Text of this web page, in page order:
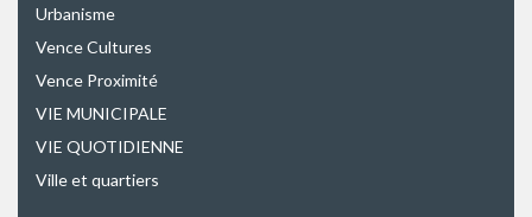
Urbanisme
Vence Cultures
Vence Proximité
VIE MUNICIPALE
VIE QUOTIDIENNE
Ville et quartiers